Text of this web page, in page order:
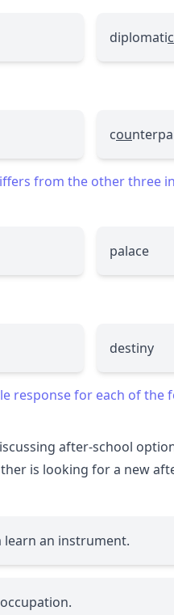
diplomatic
cou
from the other three
palace
destiny
response for each of the
after-school
is looking for a new
learn an instrument.